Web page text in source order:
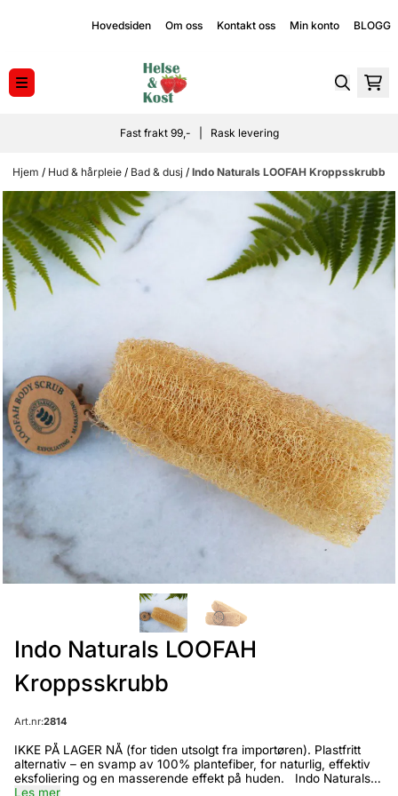
Hopp til innholdHovedsiden Om oss Kontakt oss Min konto BLOGG
Fast frakt 99,- | Rask levering
Hjem / Hud & hårpleie / Bad & dusj / Indo Naturals LOOFAH Kroppsskrubb
Indo Naturals LOOFAH
Kroppsskrubb
Art.nr:2814
IKKE PÅ LAGER NÅ (for tiden utsolgt fra importøren). Plastfritt
alternativ – en svamp av 100% plantefiber, for naturlig, effektiv
eksfoliering og en masserende effekt på huden. Indo Naturals
LOOFAH Kroppsskrubb er laget av 100% plantefiber, fra en
Les mer